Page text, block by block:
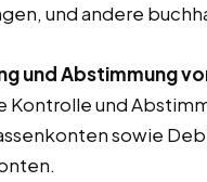
und andere
und Abstimmung
Kontrolle und
sowie